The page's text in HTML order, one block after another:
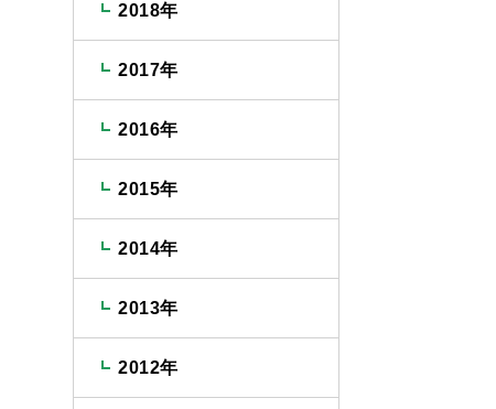
2018年
2017年
2016年
2015年
2014年
2013年
2012年